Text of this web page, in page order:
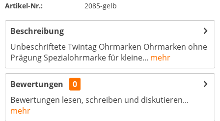
Artikel-Nr.: 2085-gelb
Beschreibung
Unbeschriftete Twintag Ohrmarken Ohrmarken ohne
Prägung Spezialohrmarke für kleine... mehr
Bewertungen
0
Bewertungen lesen, schreiben und diskutieren...
mehr